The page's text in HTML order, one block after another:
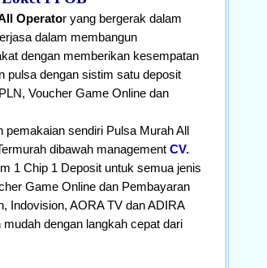
Operator yang bergerak dalam
dalam membangun
dengan memberikan kesempatan
pulsa dengan sistim satu deposit
Voucher Game Online dan
sendiri Pulsa Murah All
dibawah management CV.
1 Chip 1 Deposit untuk semua jenis
Game Online dan Pembayaran
Indovision, AORA TV dan ADIRA
dengan langkah cepat dari